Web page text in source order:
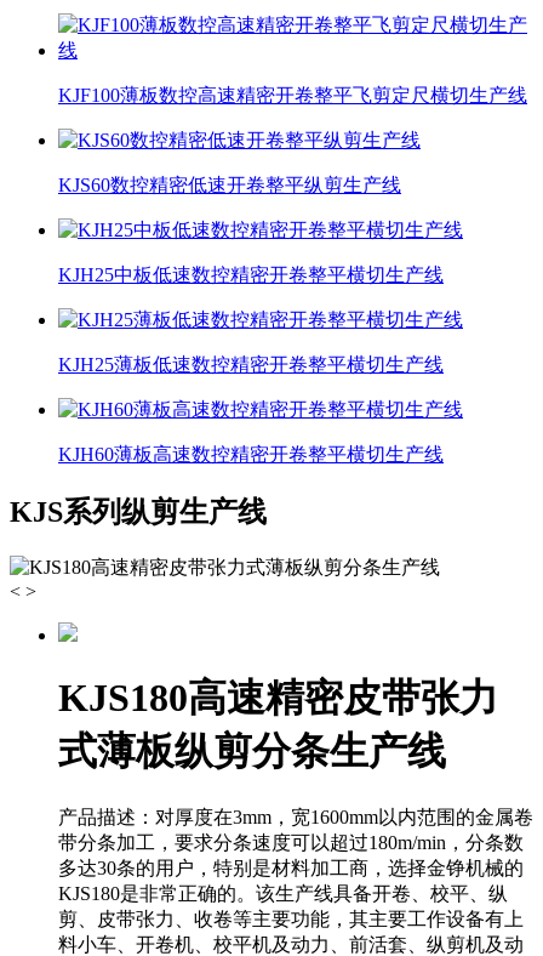
KJF100薄板数控高速精密开卷整平飞剪定尺横切生产线
KJS60数控精密低速开卷整平纵剪生产线
KJH25中板低速数控精密开卷整平横切生产线
KJH25薄板低速数控精密开卷整平横切生产线
KJH60薄板高速数控精密开卷整平横切生产线
KJS系列纵剪生产线
< >
KJS180高速精密皮带张力
式薄板纵剪分条生产线
产品描述： 对厚度在3mm，宽1600mm以内范围的金属卷
带分条加工，要求分条速度可以超过180m/min，分条数
多达30条的用户，特别是材料加工商，选择金铮机械的
KJS180是非常正确的。该生产线具备开卷、校平、纵
剪、皮带张力、收卷等主要功能，其主要工作设备有上
料小车、开卷机、校平机及动力、前活套、纵剪机及动